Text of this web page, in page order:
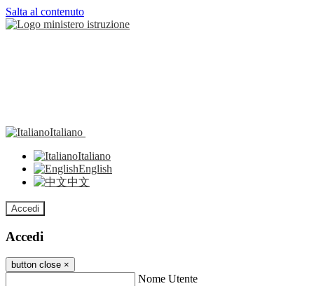
Salta al contenuto
Italiano
Italiano
English
中文
Accedi
Accedi
button close ×
Nome Utente